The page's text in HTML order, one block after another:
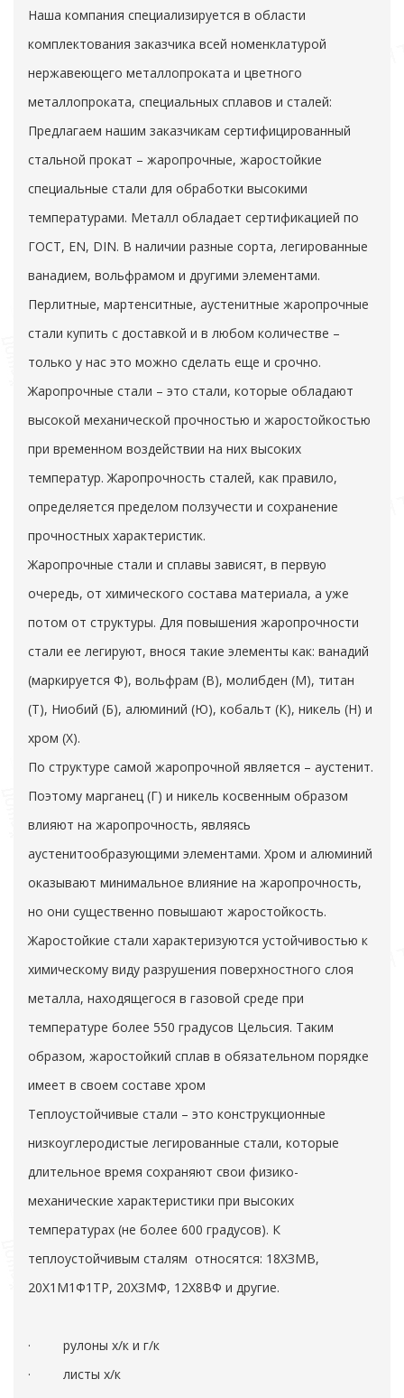
Наша компания специализируется в области
комплектования заказчика всей номенклатурой
нержавеющего металлопроката и цветного
металлопроката, специальных сплавов и сталей:
Предлагаем нашим заказчикам сертифицированный
стальной прокат – жаропрочные, жаростойкие
специальные стали для обработки высокими
температурами. Металл обладает сертификацией по
ГОСТ, EN, DIN. В наличии разные сорта, легированные
ванадием, вольфрамом и другими элементами.
Перлитные, мартенситные, аустенитные жаропрочные
стали купить с доставкой и в любом количестве –
только у нас это можно сделать еще и срочно.
Жаропрочные стали – это стали, которые обладают
высокой механической прочностью и жаростойкостью
при временном воздействии на них высоких
температур. Жаропрочность сталей, как правило,
определяется пределом ползучести и сохранение
прочностных характеристик.
Жаропрочные стали и сплавы зависят, в первую
очередь, от химического состава материала, а уже
потом от структуры. Для повышения жаропрочности
стали ее легируют, внося такие элементы как: ванадий
(маркируется Ф), вольфрам (В), молибден (М), титан
(Т), Ниобий (Б), алюминий (Ю), кобальт (К), никель (Н) и
хром (Х).
По структуре самой жаропрочной является – аустенит.
Поэтому марганец (Г) и никель косвенным образом
влияют на жаропрочность, являясь
аустенитообразующими элементами. Хром и алюминий
оказывают минимальное влияние на жаропрочность,
но они существенно повышают жаростойкость.
Жаростойкие стали характеризуются устойчивостью к
химическому виду разрушения поверхностного слоя
металла, находящегося в газовой среде при
температуре более 550 градусов Цельсия. Таким
образом, жаростойкий сплав в обязательном порядке
имеет в своем составе хром
Теплоустойчивые стали – это конструкционные
низкоуглеродистые легированные стали, которые
длительное время сохраняют свои физико-
механические характеристики при высоких
температурах (не более 600 градусов). К
теплоустойчивым сталям относятся: 18ХЗМВ,
20Х1М1Ф1ТР, 20ХЗМФ, 12Х8ВФ и другие.
· рулоны х/к и г/к
· листы х/к